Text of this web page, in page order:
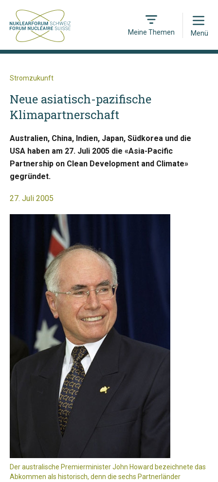
Meine Themen
Open
Menü
Stromzukunft
Neue asiatisch-pazifische
Klimapartnerschaft
Australien, China, Indien, Japan, Südkorea und die
USA haben am 27. Juli 2005 die «Asia-Pacific
Partnership on Clean Development and Climate»
gegründet.
27. Juli 2005
Der australische Premierminister John Howard bezeichnete das
Abkommen als historisch, denn die sechs Partnerländer